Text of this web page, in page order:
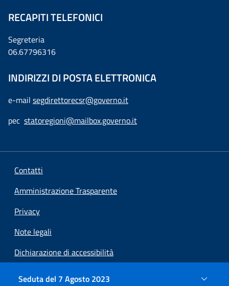
Seduta del 7 Agosto 2023
RECAPITI TELEFONICI
Segreteria
06.67796316
INDIRIZZI DI POSTA ELETTRONICA
e-mail segdirettorecsr@governo.it
pec statoregioni@mailbox.governo.it
Contatti
Amministrazione Trasparente
Privacy
Note legali
Dichiarazione di accessibilità
Preferenze cookie